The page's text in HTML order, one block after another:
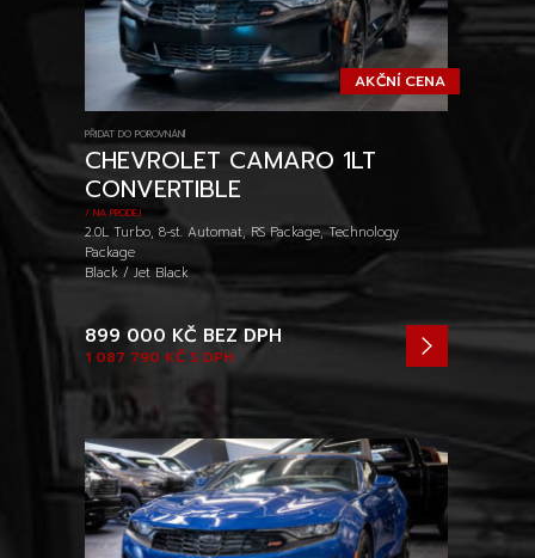
AKČNÍ CENA
PŘIDAT DO POROVNÁNÍ
CHEVROLET CAMARO 1LT
CONVERTIBLE
/ NA PRODEJ
2.0L Turbo, 8-st. Automat, RS Package, Technology
Package
Black / Jet Black
1 087 790 KČ S DPH
899 000 KČ BEZ DPH